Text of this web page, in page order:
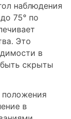
наблюдения
75° по
Это
в
быть скрыты
в